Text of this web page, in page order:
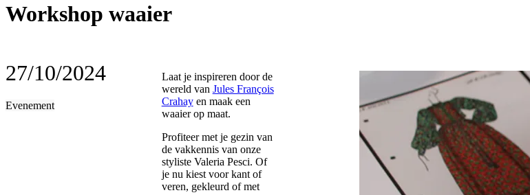
Workshop waaier
27/10/2024
Evenement
Laat je inspireren door de
wereld van Jules François
Crahayen maak een
waaier op maat.
Profiteer met je gezin van
de vakkennis van onze
styliste Valeria Pesci. Of
je nu kiest voor kant of
veren, gekleurd of met